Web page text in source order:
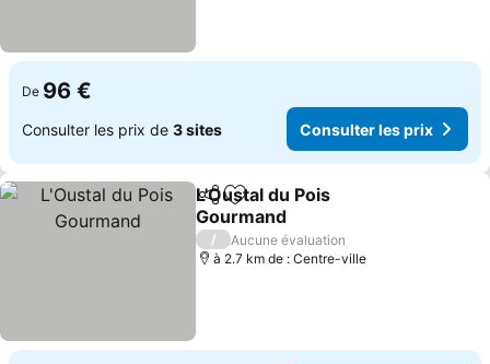
De 96 €
Consulter les prix de 3 sites Consulter les prix
PartagerAjouter à mes favoris
L'Oustal du Pois
Gourmand
/
Aucune évaluation
à 2.7 km de : Centre-ville